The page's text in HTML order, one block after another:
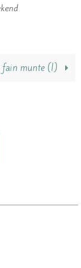
.
fain munte (I)